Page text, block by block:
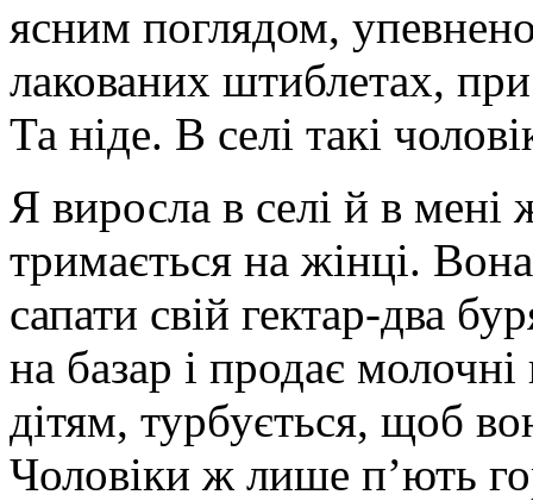
ясним поглядом,
лакованих штиблетах, при
Та ніде. В селі такі
Я виросла в селі й в мені
тримається на жінці.
сапати свій гектар-два
на базар і продає
дітям, турбується, щоб
Чоловіки ж лише п’ють